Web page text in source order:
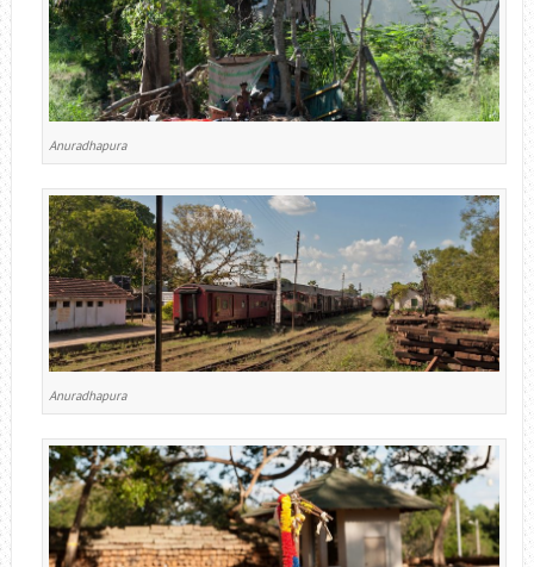
Anuradhapura
Anuradhapura